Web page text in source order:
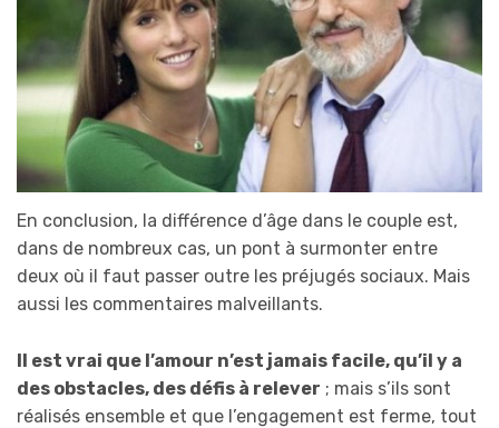
En conclusion, la différence d’âge dans le couple est,
dans de nombreux cas, un pont à surmonter entre
deux où il faut passer outre les préjugés sociaux. Mais
aussi les commentaires malveillants.
Il est vrai que l’amour n’est jamais facile, qu’il y a
des obstacles, des défis à relever ; mais s’ils sont
réalisés ensemble et que l’engagement est ferme, tout